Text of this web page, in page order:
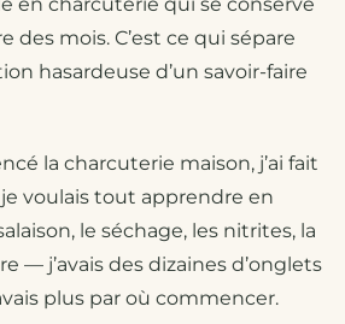
des mois. C’est ce qui sépare
hasardeuse d’un savoir-faire
la charcuterie maison, j’ai fait
je voulais tout apprendre en
le séchage, les nitrites, la
— j’avais des dizaines d’onglets
plus par où commencer.